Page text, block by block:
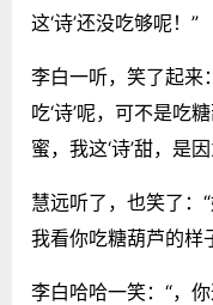
这‘诗’还没吃够呢！”
李白一听，笑了起来
吃‘诗’呢，可不是吃
蜜，我这‘诗’甜，是
慧远听了，也笑了：“
我看你吃糖葫芦的样
李白哈哈一笑：“，